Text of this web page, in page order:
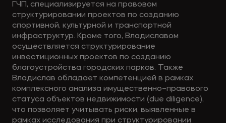
ГЧП, специализируется на правовом
структурировании проектов по созданию
спортивной, культурной и транспортной
инфраструктур. Кроме того, Владиславом
осуществляется структурирование
инвестиционных проектов по созданию
благоустройства городских парков. Также
Владислав обладает компетенцией в рамках
комплексного анализа имущественно–правового
статуса объектов недвижимости (due diligence),
что позволяет учитывать риски, выявленные в
рамках исследования при структурировании